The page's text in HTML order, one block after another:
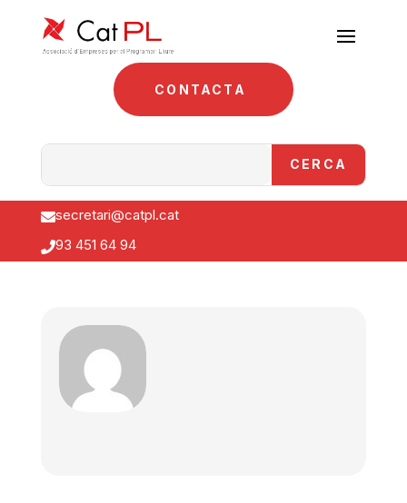
CONTACTA
secretari@catpl.cat
93 451 64 94